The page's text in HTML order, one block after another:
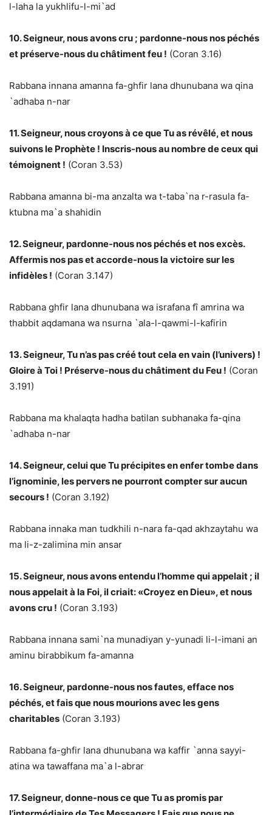
l-laha la yukhlifu-l-mi`ad
10. Seigneur, nous avons cru ; pardonne-nous nos péchés
et préserve-nous du châtiment feu ! (Coran 3.16)
Rabbana innana amanna fa-ghfir lana dhunubana wa qina
`adhaba n-nar
11. Seigneur, nous croyons à ce que Tu as révêlé, et nous
suivons le Prophète ! Inscris-nous au nombre de ceux qui
témoignent ! (Coran 3.53)
Rabbana amanna bi-ma anzalta wa t-taba`na r-rasula fa-
ktubna ma`a shahidin
12. Seigneur, pardonne-nous nos péchés et nos excès.
Affermis nos pas et accorde-nous la victoire sur les
infidèles ! (Coran 3.147)
Rabbana ghfir lana dhunubana wa israfana fî amrina wa
thabbit aqdamana wa nsurna `ala-l-qawmi-l-kafirin
13. Seigneur, Tu n’as pas créé tout cela en vain (l’univers) !
Gloire à Toi ! Préserve-nous du châtiment du Feu ! (Coran
3.191)
Rabbana ma khalaqta hadha batilan subhanaka fa-qina
`adhaba n-nar
14. Seigneur, celui que Tu précipites en enfer tombe dans
l’ignominie, les pervers ne pourront compter sur aucun
secours ! (Coran 3.192)
Rabbana innaka man tudkhili n-nara fa-qad akhzaytahu wa
ma li-z-zalimina min ansar
15. Seigneur, nous avons entendu l’homme qui appelait ; il
nous appelait à la Foi, il criait: «Croyez en Dieu», et nous
avons cru ! (Coran 3.193)
Rabbana innana sami`na munadiyan y-yunadi li-l-imani an
aminu birabbikum fa-amanna
16. Seigneur, pardonne-nous nos fautes, efface nos
péchés, et fais que nous mourions avec les gens
charitables (Coran 3.193)
Rabbana fa-ghfir lana dhunubana wa kaffir `anna sayyi-
atina wa tawaffana ma`a l-abrar
17. Seigneur, donne-nous ce que Tu as promis par